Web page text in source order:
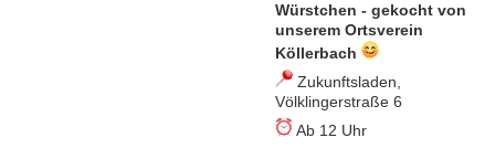
Würstchen - gekocht von
unserem Ortsverein
Köllerbach
Zukunftsladen,
Völklingerstraße 6
Ab 12 Uhr